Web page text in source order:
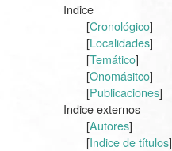
Indice
[Cronológico]
[Localidades]
[Temático]
[Onomásitco]
[Publicaciones]
Indice externos
[Autores]
[Indice de títulos]